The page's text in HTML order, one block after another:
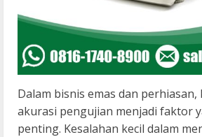
Dalam bisnis emas dan perhiasan,
akurasi pengujian menjadi faktor
penting. Kesalahan kecil dalam